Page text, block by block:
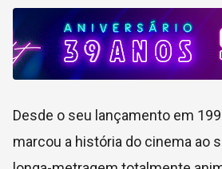
Desde o seu lançamento em
marcou a história do cinema ao